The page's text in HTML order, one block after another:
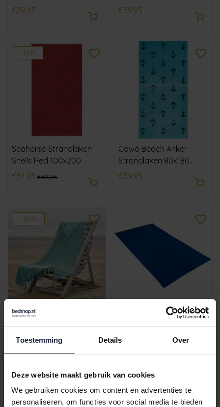
Toestemming Details Over
Deze website maakt gebruik van cookies
We gebruiken cookies om content en advertenties te
personaliseren, om functies voor social media te bieden
€39,95
€39,95
-13%
Seahorse Strandlaken
Shells Red 100x200
€34,95 €39,95
Cawö Beach Anker
Strandlaken 80x180
Türkis
€39,95
-25%
De Witte Lietaer
strandlaken Fjara
canton
€29,95 €39,95
Strandlaken Vossen
Beach Club reflex blue
100x180
€44,99
3